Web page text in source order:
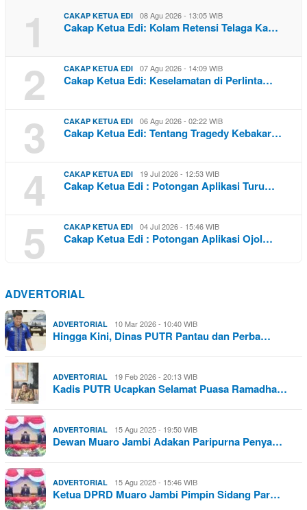
1 CAKAP KETUA EDI 08 Agu 2026 - 13:05 WIB
Cakap Ketua Edi: Kolam Retensi Telaga Ka…
2 CAKAP KETUA EDI 07 Agu 2026 - 14:09 WIB
Cakap Ketua Edi: Keselamatan di Perlinta…
3 CAKAP KETUA EDI 06 Agu 2026 - 02:22 WIB
Cakap Ketua Edi: Tentang Tragedy Kebakar…
4 CAKAP KETUA EDI 19 Jul 2026 - 12:53 WIB
Cakap Ketua Edi : Potongan Aplikasi Turu…
5 CAKAP KETUA EDI 04 Jul 2026 - 15:46 WIB
Cakap Ketua Edi : Potongan Aplikasi Ojol…
ADVERTORIAL
ADVERTORIAL 10 Mar 2026 - 10:40 WIB
Hingga Kini, Dinas PUTR Pantau dan Perba…
ADVERTORIAL 19 Feb 2026 - 20:13 WIB
Kadis PUTR Ucapkan Selamat Puasa Ramadha…
ADVERTORIAL 15 Agu 2025 - 19:50 WIB
Dewan Muaro Jambi Adakan Paripurna Penya…
ADVERTORIAL 15 Agu 2025 - 15:46 WIB
Ketua DPRD Muaro Jambi Pimpin Sidang Par…